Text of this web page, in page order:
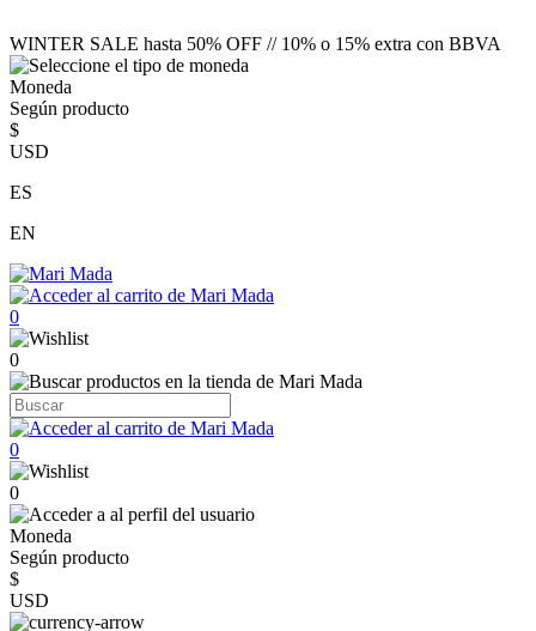
WINTER SALE hasta 50% OFF // 10% o 15% extra con BBVA
Moneda
Según producto
$
USD
ES
EN
0
0
0
0
Moneda
Según producto
$
USD